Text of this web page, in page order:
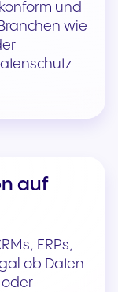
und
wie
auf
ERPs,
ob Daten
oder